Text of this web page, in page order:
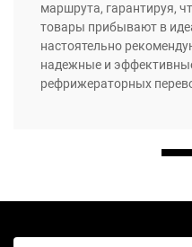
маршрута, гарантируя,
товары прибывают в
настоятельно
надежные и
рефрижераторных